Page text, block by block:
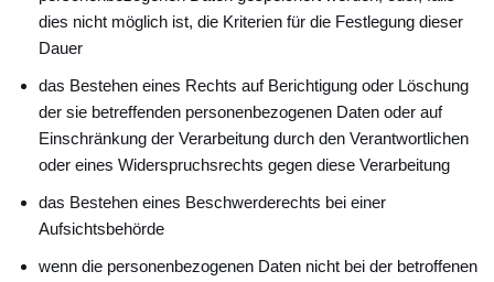
dies nicht möglich ist, die Kriterien für die Festlegung dieser
Dauer
das Bestehen eines Rechts auf Berichtigung oder Löschung
der sie betreffenden personenbezogenen Daten oder auf
Einschränkung der Verarbeitung durch den Verantwortlichen
oder eines Widerspruchsrechts gegen diese Verarbeitung
das Bestehen eines Beschwerderechts bei einer
Aufsichtsbehörde
wenn die personenbezogenen Daten nicht bei der betroffenen